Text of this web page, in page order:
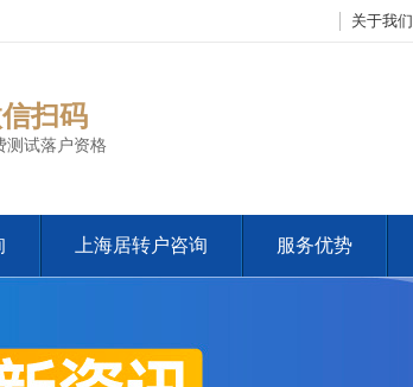
关于我们
扫码
测试落户资格
上海居转户咨询 服务优势